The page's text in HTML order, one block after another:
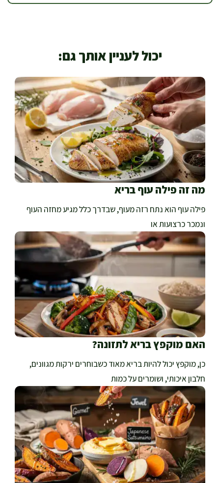
יכול לעניין אותך גם:
מה זה פילה עוף בריא
פילה עוף הוא נתח רזה מעוף, שבדרך כלל מגיע מחזה העוף
ונמכר כרצועות או
האם מוקפץ בריא לתזונה?
כן, מוקפץ יכול להיות בריא מאוד כשבוחרים ירקות מגוונים,
חלבון איכותי, ושומרים על כמות